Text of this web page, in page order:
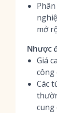
mở
Nhược
Giá
công
Các
cung